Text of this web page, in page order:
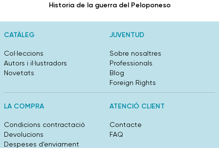
Historia de la guerra del Peloponeso
CATÀLEG
Col·leccions
Autors i il·lustradors
Novetats
JUVENTUD
Sobre nosaltres
Professionals
Blog
Foreign Rights
LA COMPRA
Condicions contractació
Devolucions
Despeses d’enviament
ATENCIÓ CLIENT
Contacte
FAQ